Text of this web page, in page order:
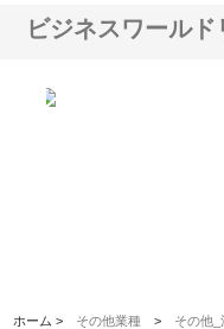
ビジネスワールド
ホーム > その他業種 > その他